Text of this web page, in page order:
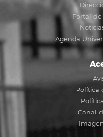
Portal
Agenda
Política
Canal